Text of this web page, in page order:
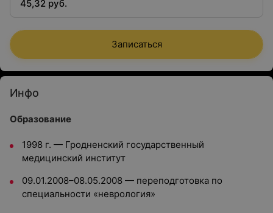
квалификационной категории
45,32 руб.
Записаться
Инфо
Образование
1998 г. — Гродненский государственный
медицинский институт
09.01.2008–08.05.2008 — переподготовка по
специальности «неврология»